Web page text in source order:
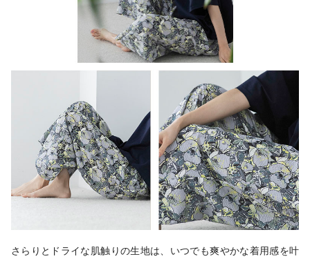
さらりとドライな肌触りの生地は、いつでも爽やかな着用感を叶